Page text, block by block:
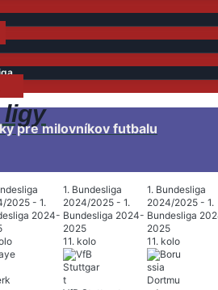
ligy
pre milovníkov futbalu
2025 - 1.
2024-
1. Bundesliga
2024/2025 - 1.
Bundesliga 2024-
2025
11. kolo
1. Bundesliga
2024/2025 - 1.
Bundesliga
2025
11. kolo